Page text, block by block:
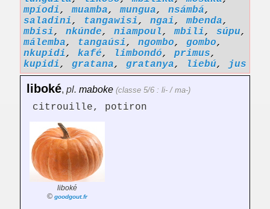
mpíodi,muamba,mungua, nsámbá,
saladini, tangawisi, ngai,mbenda,
mbisi, nkúnde, niampoul,mbili, súpu,
málemba, tangaúsi, ngombo, gombo,
nkupidi, kafé, limbondó, primus,
kupidi, gratana, gratanya, liebú, jus
liboké, pl. maboke (classe 5/6 : li- / ma-)
citrouille, potiron
liboké
© goodgout.fr